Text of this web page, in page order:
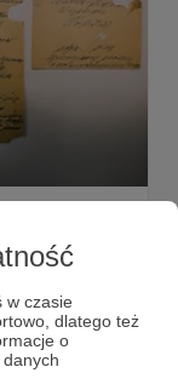
w czasie
dlatego też
o
oknami
Lecz
z nas nie
z nas nie